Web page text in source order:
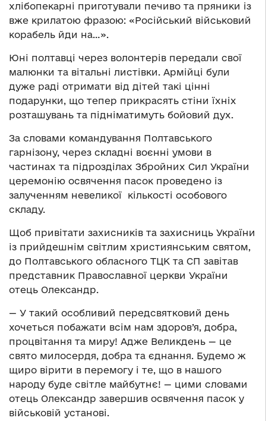
хлібопекарні приготували печиво та пряники із
вже крилатою фразою: «Російський військовий
корабель йди на…».
Юні полтавці через волонтерів передали свої
малюнки та вітальні листівки. Армійці були
дуже раді отримати від дітей такі цінні
подарунки, що тепер прикрасять стіни їхніх
розташувань та підніматимуть бойовий дух.
За словами командування Полтавського
гарнізону, через складні воєнні умови в
частинах та підрозділах Збройних Сил України
церемонію освячення пасок проведено із
залученням невеликої кількості особового
складу.
Щоб привітати захисників та захисниць України
із прийдешнім світлим християнським святом,
до Полтавського обласного ТЦК та СП завітав
представник Православної церкви України
отець Олександр.
— У такий особливий передсвятковий день
хочеться побажати всiм нам здоров’я, добра,
процвітання та миру! Адже Великдень — це
свято милосердя, добра та єднання. Будемо ж
щиро вірити в перемогу і те, що в нашого
народу буде світле майбутнє! — цими словами
отець Олександр завершив освячення пасок у
військовій установі.